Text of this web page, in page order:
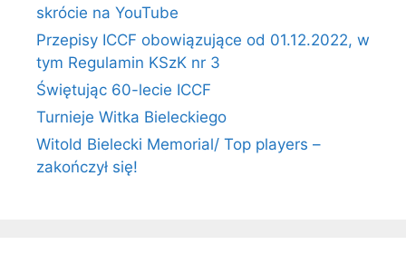
skrócie na YouTube
Przepisy ICCF obowiązujące od 01.12.2022, w
tym Regulamin KSzK nr 3
Świętując 60-lecie ICCF
Turnieje Witka Bieleckiego
Witold Bielecki Memorial/ Top players –
zakończył się!